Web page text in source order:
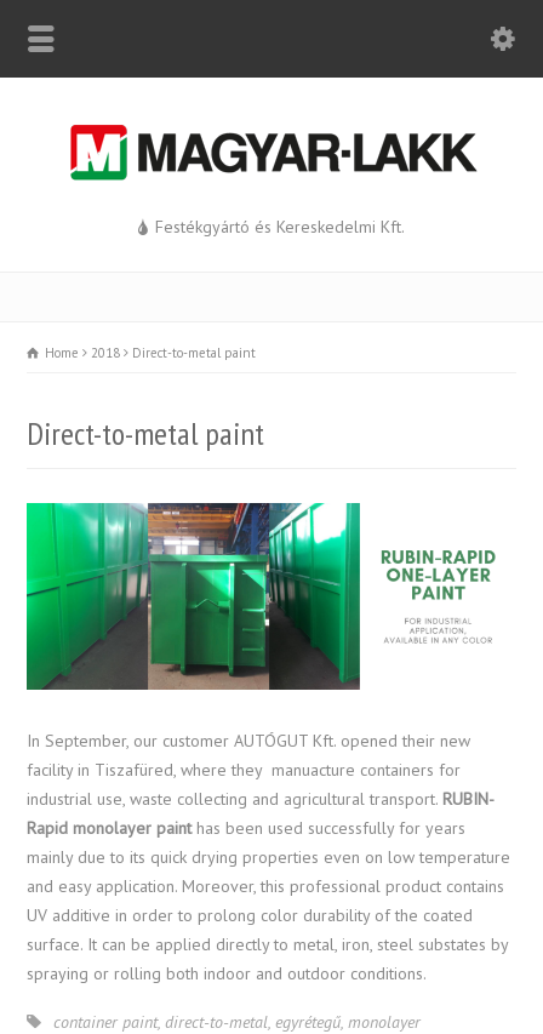
Festékgyártó és Kereskedelmi Kft.
Home 2018 Direct-to-metal paint
Direct-to-metal paint
In September, our customer AUTÓGUT Kft. opened their new
facility in Tiszafüred, where they manuacture containers for
industrial use, waste collecting and agricultural transport. RUBIN-
Rapid monolayer paint has been used successfully for years
mainly due to its quick drying properties even on low temperature
and easy application. Moreover, this professional product contains
UV additive in order to prolong color durability of the coated
surface. It can be applied directly to metal, iron, steel substates by
spraying or rolling both indoor and outdoor conditions.
container paint,direct-to-metal,egyrétegű,monolayer